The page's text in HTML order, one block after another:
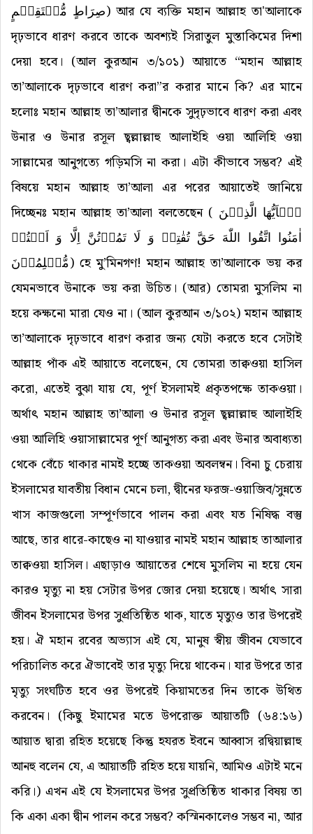
صِرَاطٍ مُّسۡتَقِیۡمٍ) আর যে ব্যক্তি মহান আল্লাহ তা'আলাকে
দৃঢ়ভাবে ধারণ করবে তাকে অবশ্যই সিরাতুল মুস্তাকিমের দিশা
দেয়া হবে। (আল কুরআন ৩/১০১) আয়াতে “মহান আল্লাহ
তা’আলাকে দৃঢ়ভাবে ধারণ করা”র করার মানে কি? এর মানে
হলোঃ মহান আল্লাহ তা’আলার দ্বীনকে সুদৃঢ়ভাবে ধারণ করা এবং
উনার ও উনার রসূল ছ্বল্লাল্লাহু আলাইহি ওয়া আলিহি ওয়া
সাল্লামের আনুগত্যে গড়িমসি না করা। এটা কীভাবে সম্ভব? এই
বিষয়ে মহান আল্লাহ তা’আলা এর পরের আয়াতেই জানিয়ে
দিচ্ছেনঃ মহান আল্লাহ তা’আলা বলতেছেন ( یٰۤاَیُّهَا الَّذِیۡنَ
اٰمَنُوا اتَّقُوا اللّٰهَ حَقَّ تُقٰتِهٖ وَ لَا تَمُوۡتُنَّ اِلَّا وَ اَنۡتُمۡ
مُّسۡلِمُوۡنَ) হে মু’মিনগণ! মহান আল্লাহ তা’আলাকে ভয় কর
যেমনভাবে উনাকে ভয় করা উচিত। (আর) তোমরা মুসলিম না
হয়ে কক্ষনো মারা যেও না। (আল কুরআন ৩/১০২) মহান আল্লাহ
তা’আলাকে দৃঢ়ভাবে ধারণ করার জন্য যেটা করতে হবে সেটাই
আল্লাহ পাঁক এই আয়াতে বলেছেন, যে তোমরা তাক্বওয়া হাসিল
করো, এতেই বুঝা যায় যে, পূর্ণ ইসলামই প্রকৃতপক্ষে তাকওয়া।
অর্থাৎ মহান আল্লাহ তা’আলা ও উনার রসূল ছ্বল্লাল্লাহু আলাইহি
ওয়া আলিহি ওয়াসাল্লামের পূর্ণ আনুগত্য করা এবং উনার অবাধ্যতা
থেকে বেঁচে থাকার নামই হচ্ছে তাকওয়া অবলম্বন। বিনা চু চেরায়
ইসলামের যাবতীয় বিধান মেনে চলা, দ্বীনের ফরজ-ওয়াজিব/সুন্নতে
খাস কাজগুলো সম্পূর্ণভাবে পালন করা এবং যত নিষিদ্ধ বস্তু
আছে, তার ধারে-কাছেও না যাওয়ার নামই মহান আল্লাহ তাআলার
তাক্বওয়া হাসিল। এছাড়াও আয়াতের শেষে মুসলিম না হয়ে যেন
কারও মৃত্যু না হয় সেটার উপর জোর দেয়া হয়েছে। অর্থাৎ সারা
জীবন ইসলামের উপর সুপ্রতিষ্ঠিত থাক, যাতে মৃত্যুও তার উপরেই
হয়। ঐ মহান রবের অভ্যাস এই যে, মানুষ স্বীয় জীবন যেভাবে
পরিচালিত করে ঐভাবেই তার মৃত্যু দিয়ে থাকেন। যার উপরে তার
মৃত্যু সংঘটিত হবে ওর উপরেই কিয়ামতের দিন তাকে উথিত
করবেন। (কিছু ইমামের মতে উপরোক্ত আয়াতটি (৬৪:১৬)
আয়াত দ্বারা রহিত হয়েছে কিন্তু হযরত ইবনে আব্বাস রদ্বিয়াল্লাহু
আনহু বলেন যে, এ আয়াতটি রহিত হয়ে যায়নি, আমিও এটাই মনে
করি।) এখন এই যে ইসলামের উপর সুপ্রতিষ্ঠিত থাকার বিষয় তা
কি একা একা দ্বীন পালন করে সম্ভব? কস্মিনকালেও সম্ভব না, আর